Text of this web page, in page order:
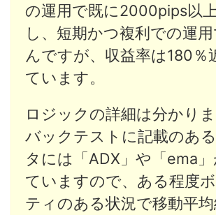
の運用で既に2000pips以
し、短期かつ複利での運
んですが、収益率は180％
ています。
ロジックの詳細は分かりま
バックテストに記載のあ
タには「ADX」や「ema
ていますので、ある程度
ティのある状況で移動平均